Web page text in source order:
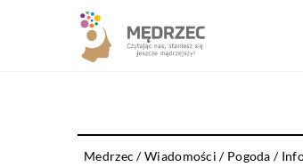
Medrzec /Wiadomości / Pogoda /